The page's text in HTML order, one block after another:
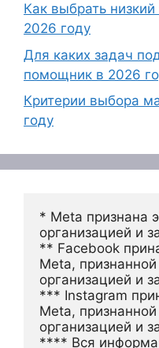
Как выбрать
2026 году
Для каких задач
помощник в 2026
Критерии выбора
году
* Meta признана
организацией и
** Facebook
Meta,
организацией и
*** Instagram
Meta,
организацией и
**** Вся